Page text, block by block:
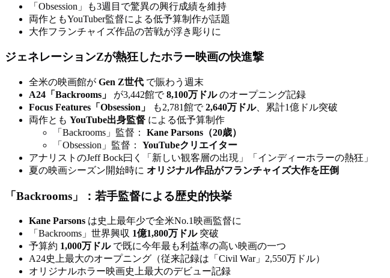
「Obsession」も3週目で驚異の興行成績を維持
両作ともYouTuber監督による低予算制作が話題
大作フランチャイズ作品の苦戦が浮き彫りに
ジェネレーションZが熱狂したホラー映画の快進撃
全米の映画館が Gen Z世代 で賑わう週末
A24「Backrooms」
が3,442館で8,100万ドルのオープニング記録
Focus Features「Obsession」
も2,781館で2,640万ドル、累計1億ドル突破
両作とも YouTube出身監督 による低予算制作
「Backrooms」監督： Kane Parsons（20歳）
「Obsession」監督： YouTubeクリエイター
アナリストのJeff Bock曰く「新しい観客層の出現」「インディーホラーの熱狂」
夏の映画シーズン開始時に オリジナル作品がフランチャイズ大作を圧倒
「Backrooms」：若手監督による歴史的快挙
Kane Parsons は史上最年少で全米No.1映画監督に
「Backrooms」世界興収 1億1,800万ドル突破
予算約 1,000万ドルで既に今年最も利益率の高い映画の一つ
A24史上最大のオープニング（従来記録は「Civil War」2,550万ドル）
オリジナルホラー映画史上最大のデビュー記録